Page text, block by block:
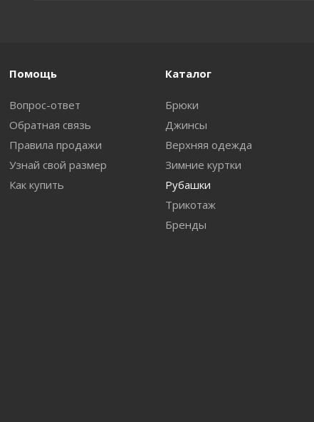
Помощь
Вопрос-ответ
Обратная связь
Правила продажи
Узнай свой размер
Как купить
Каталог
Брюки
Джинсы
Верхняя одежда
Зимние куртки
Рубашки
Трикотаж
Бренды